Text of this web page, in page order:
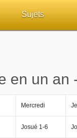
Sujets
La Bible
L'Évangile, le
en un an
Mercredi
Josué 1-6